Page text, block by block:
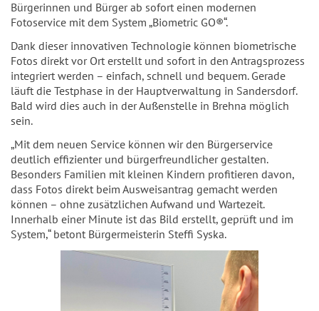
Bürgerinnen und Bürger ab sofort einen modernen
Fotoservice mit dem System „Biometric GO®“.
Dank dieser innovativen Technologie können biometrische
Fotos direkt vor Ort erstellt und sofort in den Antragsprozess
integriert werden – einfach, schnell und bequem. Gerade
läuft die Testphase in der Hauptverwaltung in Sandersdorf.
Bald wird dies auch in der Außenstelle in Brehna möglich
sein.
„Mit dem neuen Service können wir den Bürgerservice
deutlich effizienter und bürgerfreundlicher gestalten.
Besonders Familien mit kleinen Kindern profitieren davon,
dass Fotos direkt beim Ausweisantrag gemacht werden
können – ohne zusätzlichen Aufwand und Wartezeit.
Innerhalb einer Minute ist das Bild erstellt, geprüft und im
System,“ betont Bürgermeisterin Steffi Syska.